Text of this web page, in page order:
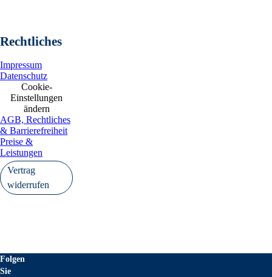
Rechtliches
Impressum
Datenschutz
Cookie-
Einstellungen
ändern
AGB, Rechtliches
& Barrierefreiheit
Preise &
Leistungen
Vertrag
widerrufen
Folgen
Sie